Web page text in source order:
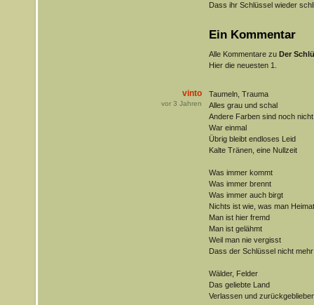
Dass ihr Schlüssel wieder
Ein Kommentar
Alle Kommentare zu Der
Hier die neuesten 1.
vinto
vor 3 Jahren
Taumeln, Trauma
Alles grau und schal
Andere Farben sind noch
War einmal
Übrig bleibt endloses Leid
Kalte Tränen, eine Nullzeit
Was immer kommt
Was immer brennt
Was immer auch birgt
Nichts ist wie, was man
Man ist hier fremd
Man ist gelähmt
Weil man nie vergisst
Dass der Schlüssel nicht
Wälder, Felder
Das geliebte Land
Verlassen und